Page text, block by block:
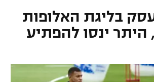
בליגת האלופות
ינסו להפתיע